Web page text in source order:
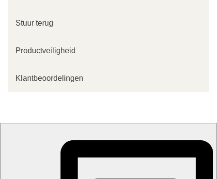
Stuur terug
Productveiligheid
Klantbeoordelingen